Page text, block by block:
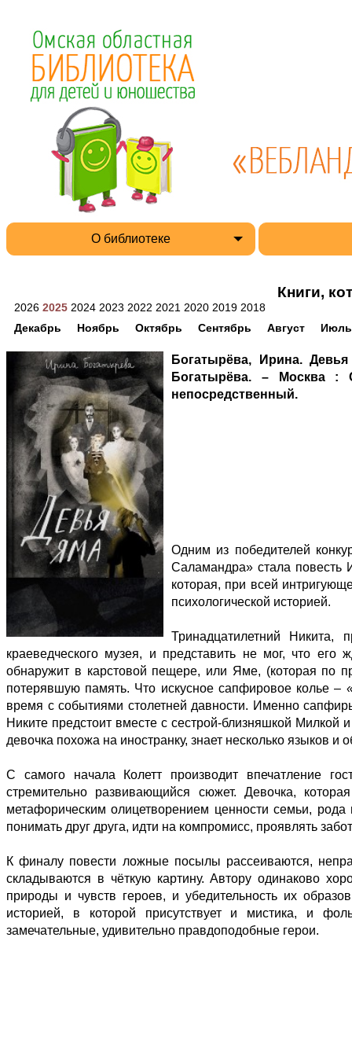
О библиотеке
Книги,
2026 2025 2024 2023 2022 2021 2020 2019 2018
Декабрь
Ноябрь Октябрь Сентябрь Август Июль
Богатырёва, Ирина.
Богатырёва. – Москва :
непосредственный.
Одним из победителей
Саламандра» стала
которая, при всей
психологической историей.
Тринадцатилетний
краеведческого музея, и представить не мог, что
обнаружит в карстовой пещере, или Яме, (которая по
потерявшую память. Что искусное сапфировое колье –
время с событиями столетней давности. Именно
Никите предстоит вместе с сестрой-близняшкой Милкой
девочка похожа на иностранку, знает несколько языков
С самого начала Колетт производит впечатление
стремительно развивающийся сюжет. Девочка,
метафорическим олицетворением ценности семьи,
понимать друг друга, идти на компромисс, проявлять
К финалу повести ложные посылы рассеиваются,
складываются в чёткую картину. Автору одинаково
природы и чувств героев, и убедительность их
историей, в которой присутствует и мистика, и
замечательные, удивительно правдоподобные герои.